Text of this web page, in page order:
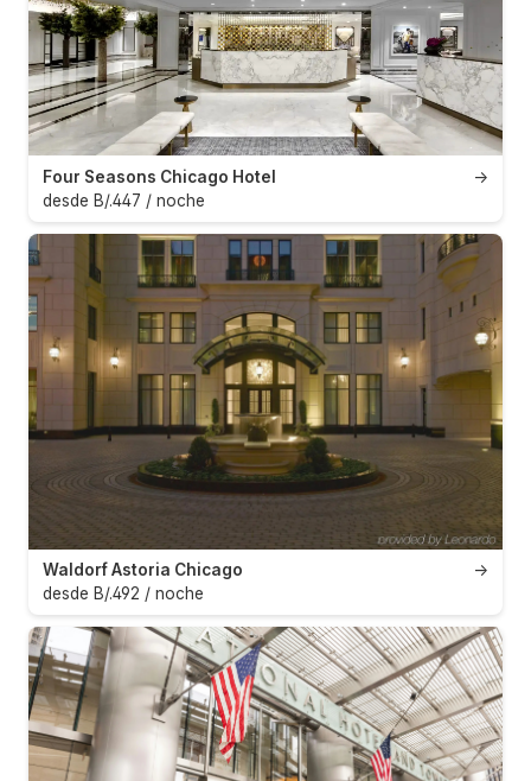
→
Four Seasons Chicago Hotel
desde B/.447 / noche
→
Waldorf Astoria Chicago
desde B/.492 / noche